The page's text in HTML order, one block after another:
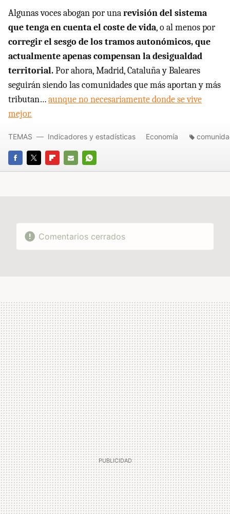
Algunas voces abogan por unarevisión del sistema
que tenga en cuenta el coste de vida, o al menos por
corregir el sesgo de los tramos autonómicos, que
actualmente apenas compensan la desigualdad
territorial.Por ahora, Madrid, Cataluña y Baleares
seguirán siendo las comunidades que más aportan y más
tributan…aunque no necesariamente donde se vive
mejor.
FACEBOOK
TWITTERFLIPBOARD
E-
WHATSAPP
TEMAS Indicadores y estadísticas Economía
Comentarios cerrados